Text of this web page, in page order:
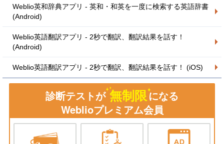
Weblio英和辞典アプリ - 英和・和英を一度に検索する英語辞書
(Android)
Weblio英語翻訳アプリ - 2秒で翻訳、翻訳結果を話す！
(Android)
Weblio英語翻訳アプリ - 2秒で翻訳、翻訳結果を話す！ (iOS)
診断テストが 無制限になる
Weblioプレミアム会員